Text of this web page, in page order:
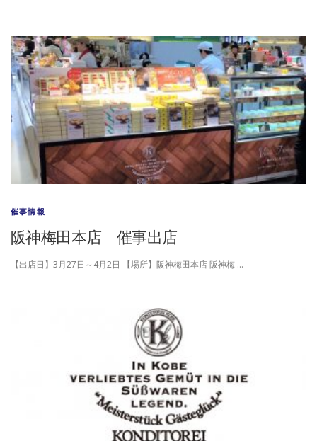
催事情報
阪神梅田本店 催事出店
【出店日】3月27日～4月2日 【場所】阪神梅田本店 阪神梅 …